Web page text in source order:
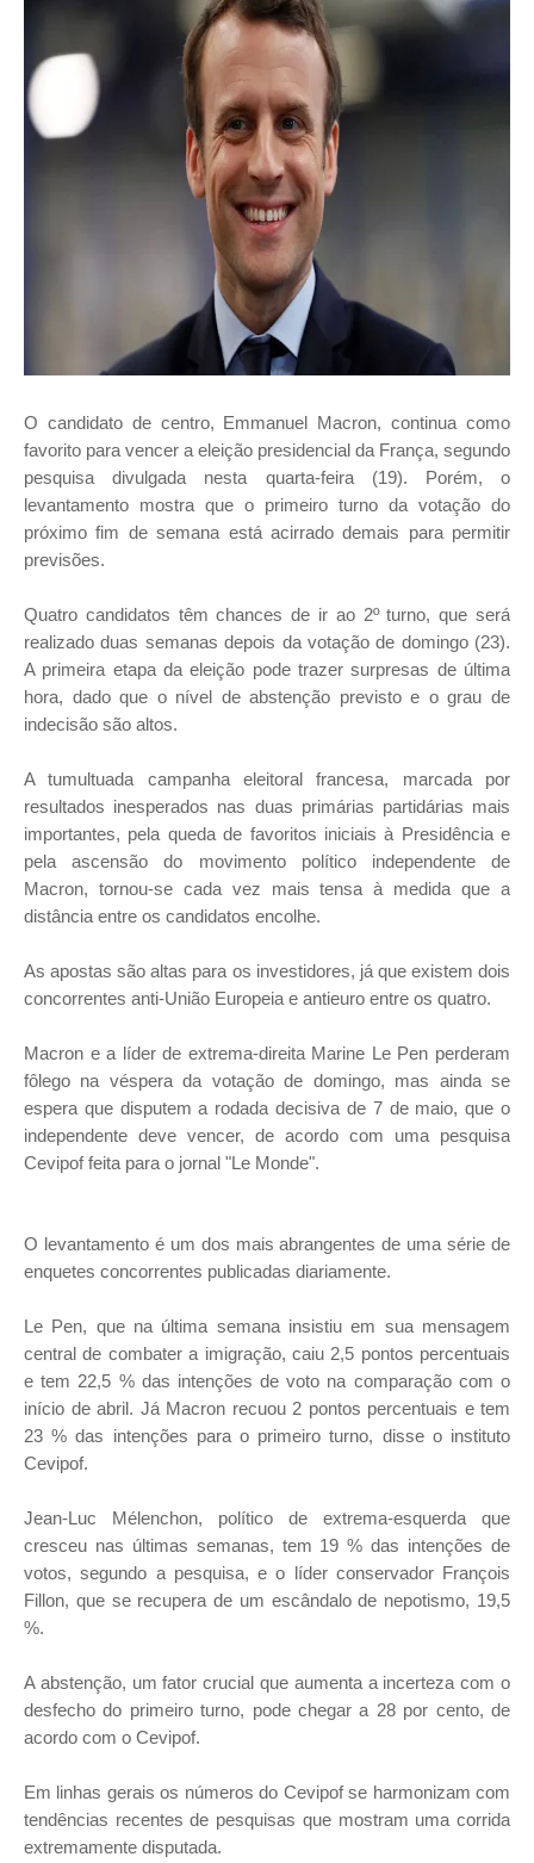
O candidato de centro, Emmanuel Macron, continua como
favorito para vencer a eleição presidencial da França, segundo
pesquisa divulgada nesta quarta-feira (19). Porém, o
levantamento mostra que o primeiro turno da votação do
próximo fim de semana está acirrado demais para permitir
previsões.
Quatro candidatos têm chances de ir ao 2º turno, que será
realizado duas semanas depois da votação de domingo (23).
A primeira etapa da eleição pode trazer surpresas de última
hora, dado que o nível de abstenção previsto e o grau de
indecisão são altos.
A tumultuada campanha eleitoral francesa, marcada por
resultados inesperados nas duas primárias partidárias mais
importantes, pela queda de favoritos iniciais à Presidência e
pela ascensão do movimento político independente de
Macron, tornou-se cada vez mais tensa à medida que a
distância entre os candidatos encolhe.
As apostas são altas para os investidores, já que existem dois
concorrentes anti-União Europeia e antieuro entre os quatro.
Macron e a líder de extrema-direita Marine Le Pen perderam
fôlego na véspera da votação de domingo, mas ainda se
espera que disputem a rodada decisiva de 7 de maio, que o
independente deve vencer, de acordo com uma pesquisa
Cevipof feita para o jornal "Le Monde".
O levantamento é um dos mais abrangentes de uma série de
enquetes concorrentes publicadas diariamente.
Le Pen, que na última semana insistiu em sua mensagem
central de combater a imigração, caiu 2,5 pontos percentuais
e tem 22,5 % das intenções de voto na comparação com o
início de abril. Já Macron recuou 2 pontos percentuais e tem
23 % das intenções para o primeiro turno, disse o instituto
Cevipof.
Jean-Luc Mélenchon, político de extrema-esquerda que
cresceu nas últimas semanas, tem 19 % das intenções de
votos, segundo a pesquisa, e o líder conservador François
Fillon, que se recupera de um escândalo de nepotismo, 19,5
%.
A abstenção, um fator crucial que aumenta a incerteza com o
desfecho do primeiro turno, pode chegar a 28 por cento, de
acordo com o Cevipof.
Em linhas gerais os números do Cevipof se harmonizam com
tendências recentes de pesquisas que mostram uma corrida
extremamente disputada.